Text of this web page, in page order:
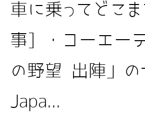
車に乗ってどこ
事] ・コーエー
の野望 出陣」
Japa...